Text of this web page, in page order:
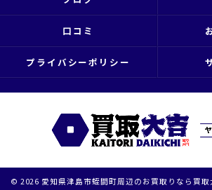
口コミ
プライバシーポリシー
© 2026 愛知県津島市蛭間町周辺のお買取りなら買取